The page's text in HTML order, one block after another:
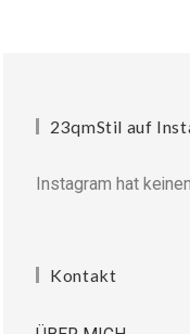
23qmStil auf
Instagram hat
Kontakt